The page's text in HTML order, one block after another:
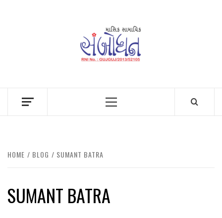
Primary
HOME BLOG SUMANT BATRA
SUMANT BATRA